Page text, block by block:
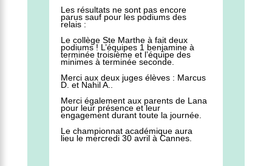
Les résultats ne sont pas encore
parus sauf pour les podiums des
relais :
Le collège Ste Marthe à fait deux
podiums ! L’équipes 1 benjamine à
terminée troisième et l’équipe des
minimes à terminée seconde.
Merci aux deux juges élèves : Marcus
D. et Nahil A..
Merci également aux parents de Lana
pour leur présence et leur
engagement durant toute la journée.
Le championnat académique aura
lieu le mercredi 30 avril à Cannes.